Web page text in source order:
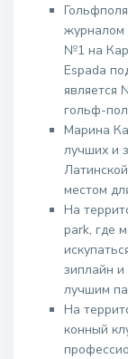
журналом
№1 на
Espada
является
гольф-
Марина
лучших и
местом
На
park, где
зиплайн
лучшим
На
конный